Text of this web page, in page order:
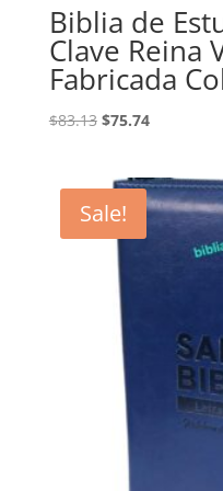
Biblia de
Clave Reina
Fabricada
$83.13 Original
$83.13.
$75.74Current
$75.74.
Sale!